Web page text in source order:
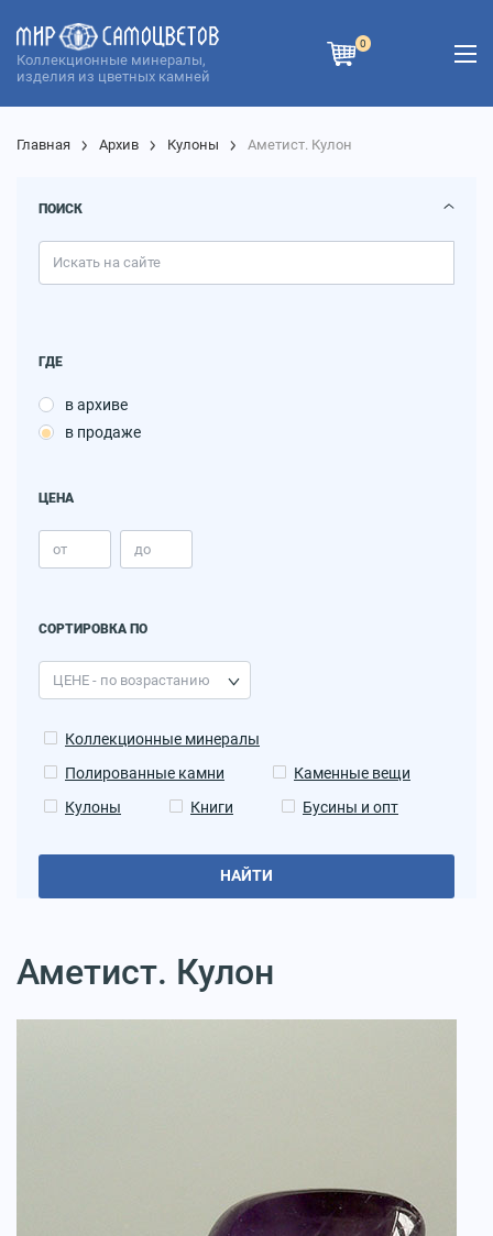
Коллекционные минералы,
изделия из цветных камней
0
Главная Архив Кулоны Аметист. Кулон
ПОИСК
ГДЕ
в архиве
в продаже
ЦЕНА
СОРТИРОВКА ПО
Коллекционные минералы
Полированные камни
Каменные вещи
Кулоны
Книги Бусины и опт
НАЙТИ
Аметист. Кулон